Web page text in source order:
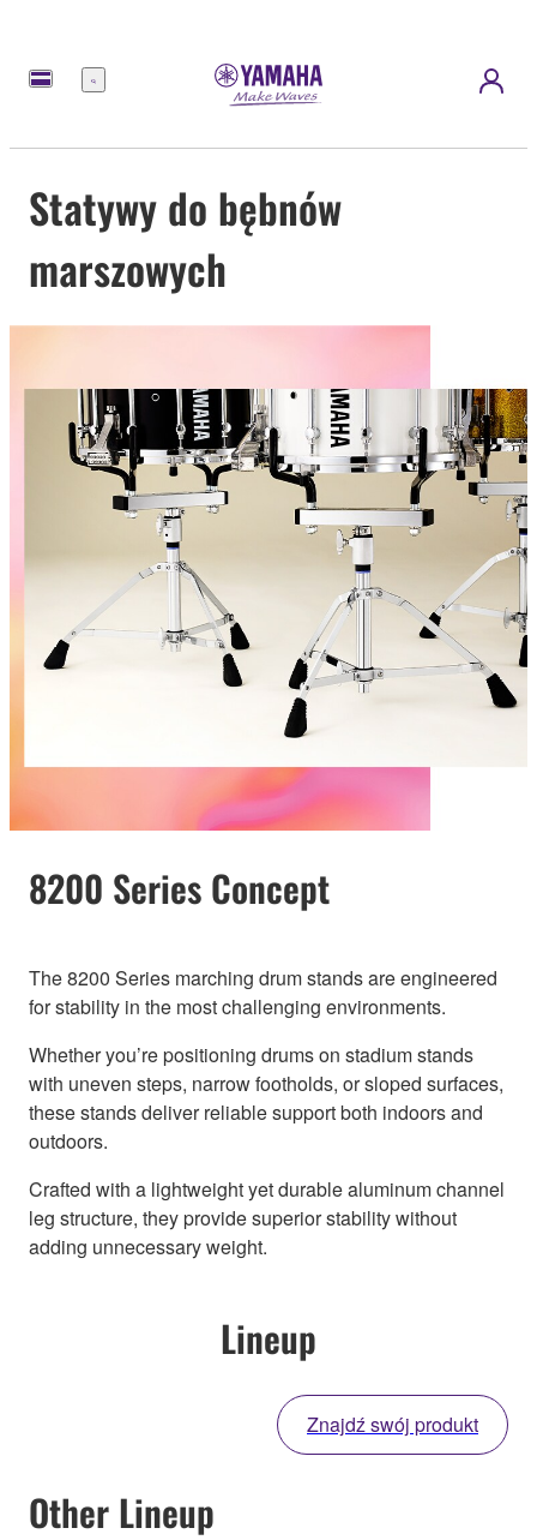
Menu
Statywy do bębnów
marszowych
8200 Series Concept
The 8200 Series marching drum stands are engineered
for stability in the most challenging environments.
Whether you’re positioning drums on stadium stands
with uneven steps, narrow footholds, or sloped surfaces,
these stands deliver reliable support both indoors and
outdoors.
Crafted with a lightweight yet durable aluminum channel
leg structure, they provide superior stability without
adding unnecessary weight.
Lineup
Znajdź swój produkt
Other Lineup